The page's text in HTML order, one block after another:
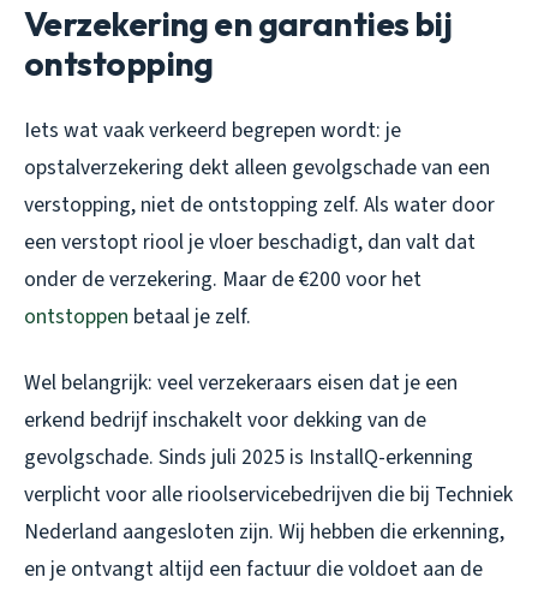
Verzekering en garanties bij
ontstopping
Iets wat vaak verkeerd begrepen wordt: je
opstalverzekering dekt alleen gevolgschade van een
verstopping, niet de ontstopping zelf. Als water door
een verstopt riool je vloer beschadigt, dan valt dat
onder de verzekering. Maar de €200 voor het
ontstoppen betaal je zelf.
Wel belangrijk: veel verzekeraars eisen dat je een
erkend bedrijf inschakelt voor dekking van de
gevolgschade. Sinds juli 2025 is InstallQ-erkenning
verplicht voor alle rioolservicebedrijven die bij Techniek
Nederland aangesloten zijn. Wij hebben die erkenning,
en je ontvangt altijd een factuur die voldoet aan de